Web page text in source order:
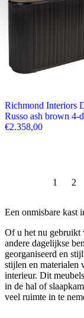
Richmond Interiors
Russo ash brown 4-
€2.358,00
1 2
Een onmisbare kast
Of u het nu gebruikt
andere dagelijkse
georganiseerd en
stijlen en materialen
interieur. Dit
in de hal of
veel ruimte in te